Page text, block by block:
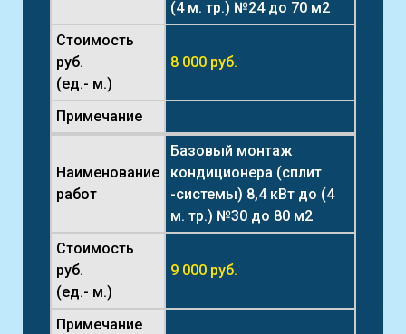
(4 м. тр.) №24 до 70 м2
Стоимость
руб.
(ед.- м.)
8 000 руб.
Примечание
Наименование
работ
Базовый монтаж
кондиционера (сплит
-системы) 8,4 кВт до (4
м. тр.) №30 до 80 м2
Стоимость
руб.
(ед.- м.)
9 000 руб.
Примечание